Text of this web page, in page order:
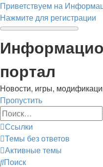
Приветствуем на
Нажмите для регистрации
портал
Новости, игры,
Пропустить
Ссылки
Темы без ответов
Активные темы
Поиск